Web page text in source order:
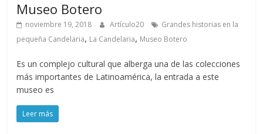
Museo Botero
noviembre 19, 2018 Artículo20
Grandes historias en la
pequeña Candelaria, La Candelaria, Museo Botero
Es un complejo cultural que alberga una de las colecciones
más importantes de Latinoamérica, la entrada a este
museo es
Leer más